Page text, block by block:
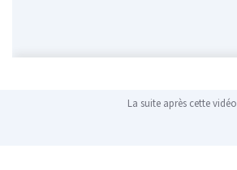
La suite après cette vidéo